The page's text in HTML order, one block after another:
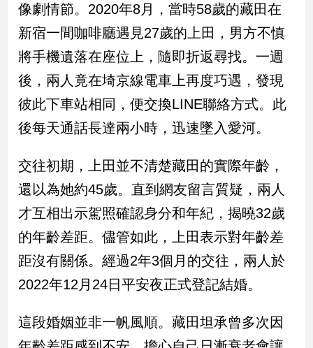
點
兩
岸/
際
社
會/
地
新
冠
毒
專
區
台
灣
像劇情節。2020年8月，當時58歲的藏田在
新宿一間咖啡廳遇見27歲的上田，男方不慎
將手機遺落在座位上，隨即折返尋找。一週
後，兩人竟在埼京線電車上再度巧遇，發現
彼此下車站相同，便交換LINE聯絡方式。此
後每天通話長達兩小時，迅速墜入愛河。
交往初期，上田並不清楚藏田的實際年齡，
還以為她約45歲。直到網友留言質疑，兩人
才互相出示駕照確認身分和年紀，揭曉32歲
的年齡差距。儘管如此，上田表示對年齡差
距沒有關係。經過2年3個月的交往，兩人於
2022年12月24日平安夜正式登記結婚。
這段婚姻並非一帆風順。藏田坦承曾多次因